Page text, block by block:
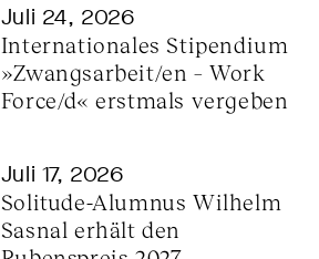
Juli 24, 2026
Internationales Stipendium
»Zwangsarbeit/en – Work
Force/d« erstmals vergeben
Juli 17, 2026
Solitude-Alumnus Wilhelm
Sasnal erhält den